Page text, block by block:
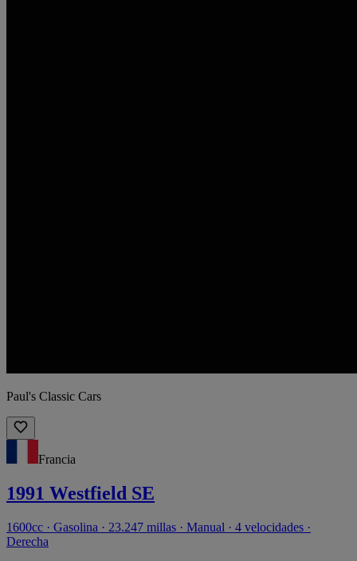
Paul's Classic Cars
Francia
1991 Westfield SE
1600cc · Gasolina · 23.247 millas · Manual · 4 velocidades ·
Derecha